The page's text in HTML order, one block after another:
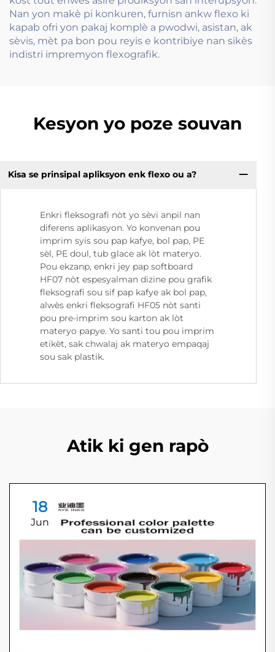
Nan yon makè pi konkuren, furnisn ankw flexo ki
kapab ofri yon pakaj komplè a pwodwi, asistan, ak
sèvis, mèt pa bon pou reyis e kontribiye nan sikès
indistri impremyon flexografik.
Kesyon yo poze souvan
Kisa se prinsipal apliksyon enk flexo ou a?
Enkri fleksografi nòt yo sèvi anpil nan
diferens aplikasyon. Yo konvenan pou
imprim syis sou pap kafye, bol pap, PE
sèl, PE doul, tub glace ak lòt materyo.
Pou ekzanp, enkri jey pap softboard
HF07 nòt espesyalman dizine pou grafik
fleksografi sou sif pap kafye ak bol pap,
alwès enkri fleksografi HF05 nòt santi
pou pre-imprim sou karton ak lòt
materyo papye. Yo santi tou pou imprim
etikèt, sak chwalaj ak materyo empaqaj
sou sak plastik.
Atik ki gen rapò
18
Jun